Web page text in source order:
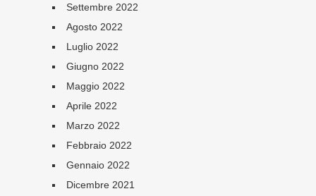
Settembre 2022
Agosto 2022
Luglio 2022
Giugno 2022
Maggio 2022
Aprile 2022
Marzo 2022
Febbraio 2022
Gennaio 2022
Dicembre 2021